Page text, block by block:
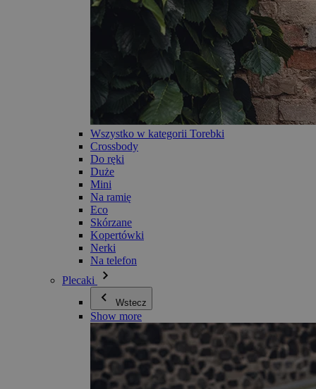
Wszystko w kategorii Torebki
Crossbody
Do ręki
Duże
Mini
Na ramię
Eco
Skórzane
Kopertówki
Nerki
Na telefon
Plecaki
Wstecz
Show more